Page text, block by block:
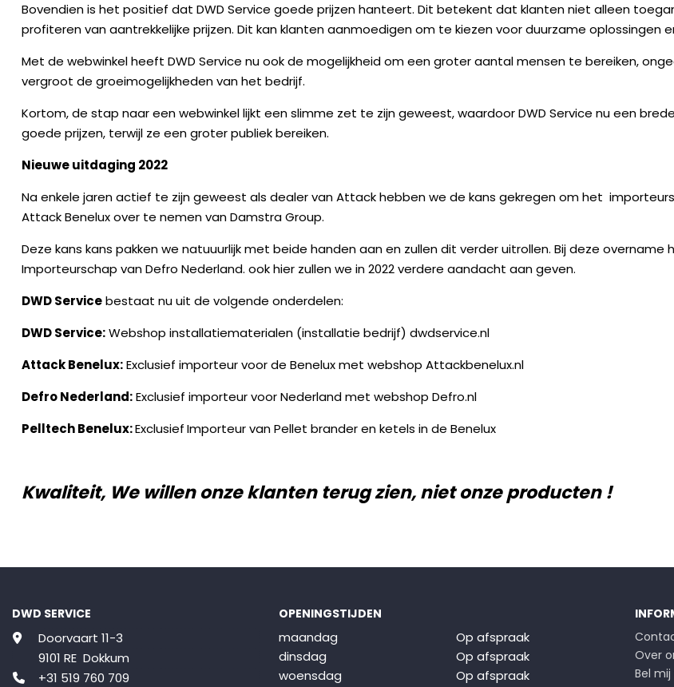
Bovendien is het positief dat DWD Service goede prijzen hanteert. Dit betekent dat klanten niet alleen
profiteren van aantrekkelijke prijzen. Dit kan klanten aanmoedigen om te kiezen voor duurzame oplossingen
Met de webwinkel heeft DWD Service nu ook de mogelijkheid om een groter aantal mensen te bereiken,
vergroot de groeimogelijkheden van het bedrijf.
Kortom, de stap naar een webwinkel lijkt een slimme zet te zijn geweest, waardoor DWD Service nu een
goede prijzen, terwijl ze een groter publiek bereiken.
Nieuwe uitdaging 2022
Na enkele jaren actief te zijn geweest als dealer van Attack hebben we de kans gekregen om het
Attack Benelux over te nemen van Damstra Group.
Deze kans kans pakken we natuuurlijk met beide handen aan en zullen dit verder uitrollen. Bij deze overname
Importeurschap van Defro Nederland. ook hier zullen we in 2022 verdere aandacht aan geven.
DWD Servicebestaat nu uit de volgende onderdelen:
DWD Service:Webshop installatiematerialen (installatie bedrijf) dwdservice.nl
Attack Benelux:Exclusief importeur voor de Benelux met webshop Attackbenelux.nl
Defro Nederland:Exclusief importeur voor Nederland met webshop Defro.nl
Pelltech Benelux:ExclusiefImporteur van Pellet brander en ketels in de Benelux
Kwaliteit, We willen onze klanten terug zien, niet onze producten !
DWD SERVICE
Doorvaart 11-3
9101 RE Dokkum
+31 519 760 709
OPENINGSTIJDEN
maandag
Op afspraak
dinsdag
Op afspraak
woensdag
Op afspraak
Over
Bel